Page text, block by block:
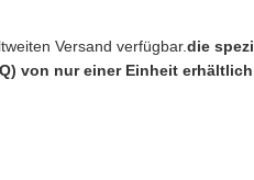
Versand verfügbar.die
von nur einer Einheit